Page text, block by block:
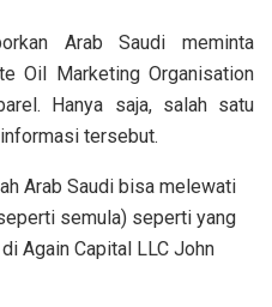
Arab Saudi meminta
Oil Marketing Organisation
Hanya saja, salah satu
tersebut.
Arab Saudi bisa melewati
semula) seperti yang
Again Capital LLC John